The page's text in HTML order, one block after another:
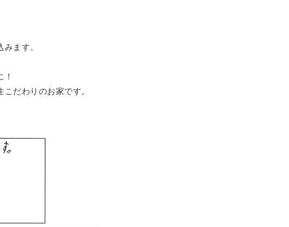
ます。
だわりのお家です。